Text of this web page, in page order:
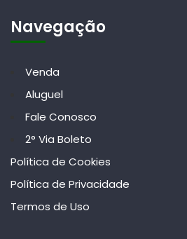
Navegação
Venda
Aluguel
Fale Conosco
2° Via Boleto
Política de Cookies
Política de Privacidade
Termos de Uso